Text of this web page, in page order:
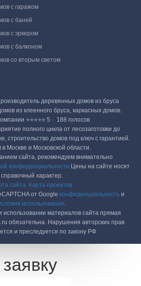
с гаражом
с баней
с эркером
с балконом
со вторым светом
деревянных домов из бруса
из клеенного бруса, каркасных домов.
⭐⭐⭐⭐⭐ 5 · ‎ 188 голосов
полного цикла от лесозаготовки до
строительство домов под ключ с гарантией.
в Москве и Московской области.
сайта, рекомендуем внимательно
конфиденциальности Цены на сайте носят
справочный характер.
сайта
Карта проектов
от Google конфиденциальностьи
использования.
материалов сайта прямая
обязательна. Нарушения авторских прав
и преследуется по закону РФ